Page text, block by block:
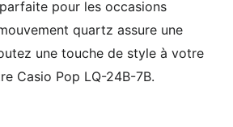
pour les occasions
quartz assure une
une touche de style à votre
Casio Pop LQ-24B-7B.